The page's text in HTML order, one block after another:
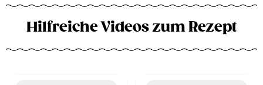
Hilfreiche Videos zum Rezept